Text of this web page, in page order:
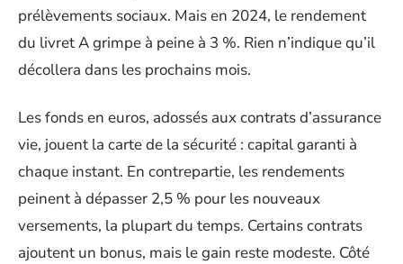
prélèvements sociaux. Mais en 2024, le rendement
du livret A grimpe à peine à 3 %. Rien n’indique qu’il
décollera dans les prochains mois.
Les fonds en euros, adossés aux contrats d’assurance
vie, jouent la carte de la sécurité : capital garanti à
chaque instant. En contrepartie, les rendements
peinent à dépasser 2,5 % pour les nouveaux
versements, la plupart du temps. Certains contrats
ajoutent un bonus, mais le gain reste modeste. Côté